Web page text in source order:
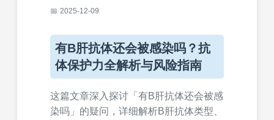
2025-12-09
有B肝抗体还会被感染吗？抗
体保护力全解析与风险指南
这篇文章深入探讨「有B肝抗体还会被感
染吗」的疑问，详细解析B肝抗体类型、